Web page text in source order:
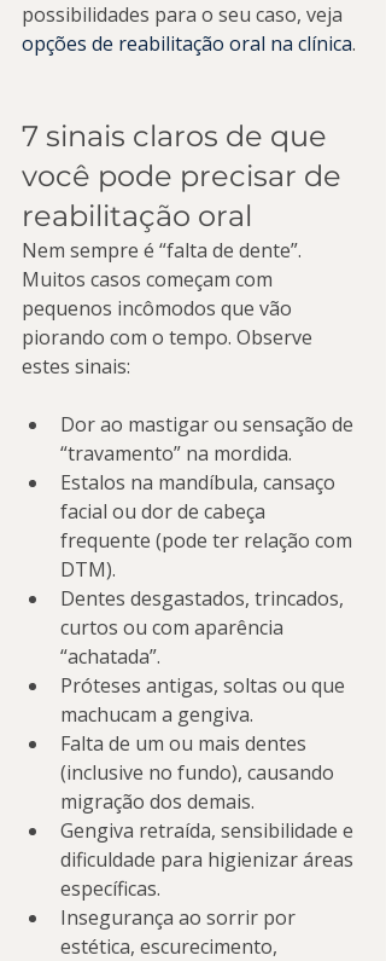
possibilidades para o seu caso, veja
opções de reabilitação oral na clínica.
7 sinais claros de que
você pode precisar de
reabilitação oral
Nem sempre é “falta de dente”.
Muitos casos começam com
pequenos incômodos que vão
piorando com o tempo. Observe
estes sinais:
Dor ao mastigar ou sensação de
“travamento” na mordida.
Estalos na mandíbula, cansaço
facial ou dor de cabeça
frequente (pode ter relação com
DTM).
Dentes desgastados, trincados,
curtos ou com aparência
“achatada”.
Próteses antigas, soltas ou que
machucam a gengiva.
Falta de um ou mais dentes
(inclusive no fundo), causando
migração dos demais.
Gengiva retraída, sensibilidade e
dificuldade para higienizar áreas
específicas.
Insegurança ao sorrir por
estética, escurecimento,